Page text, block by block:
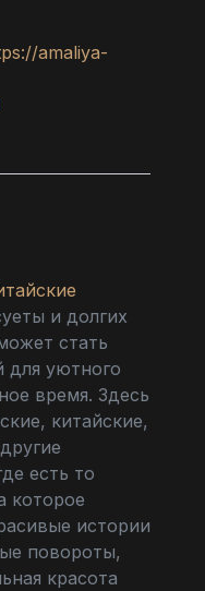
amaliya-
и долгих
стать
для уютного
время. Здесь
китайские,
есть то
которое
истории
повороты,
красота